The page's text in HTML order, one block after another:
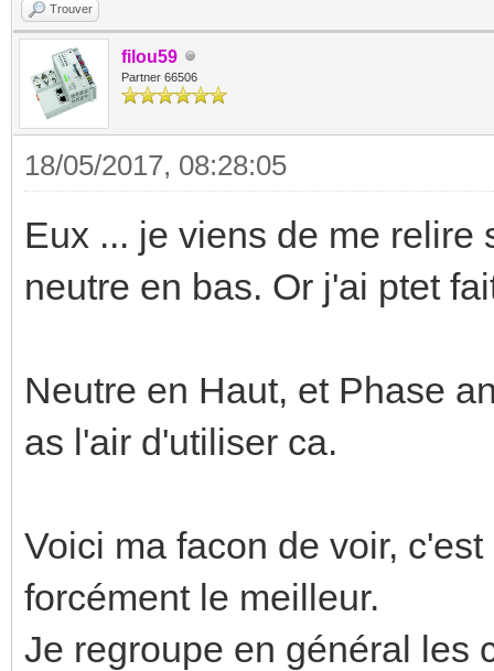
Trouver
filou59
Partner 66506
18/05/2017, 08:28:05
Eux ... je viens de me
neutre en bas. Or j'ai ptet
Neutre en Haut, et Phase
as l'air d'utiliser ca.
Voici ma facon de voir,
forcément le meilleur.
Je regroupe en général les